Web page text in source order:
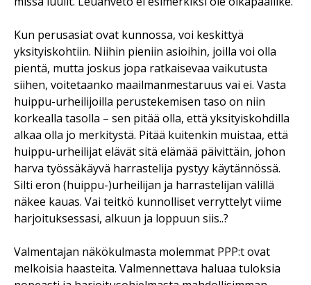
Kun perusasiat ovat kunnossa, voi keskittyä
yksityiskohtiin. Niihin pieniin asioihin, joilla voi olla
pientä, mutta joskus jopa ratkaisevaa vaikutusta
siihen, voitetaanko maailmanmestaruus vai ei. Vasta
huippu-urheilijoilla perustekemisen taso on niin
korkealla tasolla – sen pitää olla, että yksityiskohdilla
alkaa olla jo merkitystä. Pitää kuitenkin muistaa, että
huippu-urheilijat elävät sitä elämää päivittäin, johon
harva työssäkäyvä harrastelija pystyy käytännössä.
Silti eron (huippu-)urheilijan ja harrastelijan välillä
näkee kauas. Vai teitkö kunnolliset verryttelyt viime
harjoituksessasi, alkuun ja loppuun siis..?
Valmentajan näkökulmasta molemmat PPP:t ovat
melkoisia haasteita. Valmennettava haluaa tuloksia